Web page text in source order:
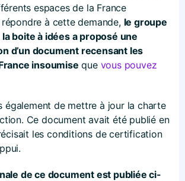
espaces de la France
à cette demande, le groupe
boite à idées a proposé une
d’un document recensant les
insoumise que vous pouvez
également de mettre à jour la charte
Ce document avait été publié en
les conditions de certification
de ce document est publiée ci-